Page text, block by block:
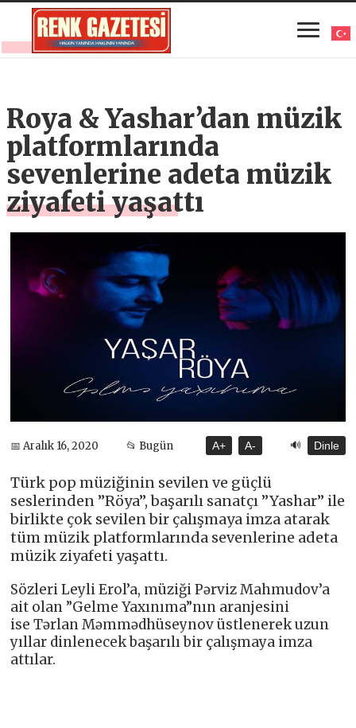
Roya & Yashar’dan müzik
platformlarında
sevenlerine adeta müzik
ziyafeti yaşattı
📅 Aralık 16, 2020 📂 Bugün A+ A- 🔊 Dinle
Türk pop müziğinin sevilen ve güçlü
seslerinden ”Röya”, başarılı sanatçı ”Yashar” ile
birlikte çok sevilen bir çalışmaya imza atarak
tüm müzik platformlarında sevenlerine adeta
müzik ziyafeti yaşattı.
Sözleri Leyli Erol’a, müziği Pərviz Mahmudov’a
ait olan ”Gelme Yaxınıma”nın aranjesini
ise Tərlan Məmmədhüseynov üstlenerek uzun
yıllar dinlenecek başarılı bir çalışmaya imza
attılar.